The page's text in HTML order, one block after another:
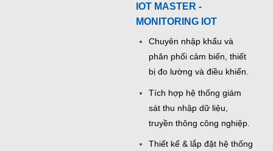
IOT MASTER -
MONITORING IOT
Chuyên nhập khẩu và
phân phối cảm biến, thiết
bị đo lường và điều khiển.
Tích hợp hệ thống giám
sát thu nhập dữ liệu,
truyền thông công nghiệp.
Thiết kế & lắp đặt hệ thống